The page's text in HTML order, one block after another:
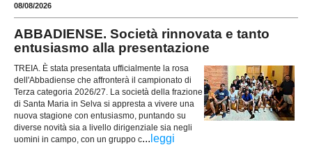
08/08/2026
ABBADIENSE. Società rinnovata e tanto
entusiasmo alla presentazione
TREIA. È stata presentata ufficialmente la rosa
dell'Abbadiense che affronterà il campionato di
Terza categoria 2026/27. La società della frazione
di Santa Maria in Selva si appresta a vivere una
nuova stagione con entusiasmo, puntando su
diverse novità sia a livello dirigenziale sia negli
uomini in campo, con un gruppo c... leggi